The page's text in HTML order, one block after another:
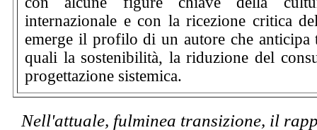
internazionale e con la ricezione critica
emerge il profilo di un autore che anticipa
quali la sostenibilità, la riduzione del
progettazione sistemica.
Nell'attuale, fulminea transizione, il